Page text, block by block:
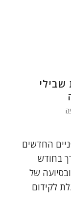
שבילי
החדשים
בחודש
ובסיועה של
לקידום